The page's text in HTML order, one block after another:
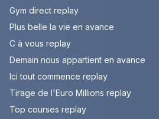
Gym direct replay
Plus belle la vie en avance
C à vous replay
Demain nous appartient en avance
Ici tout commence replay
Tirage de l'Euro Millions replay
Top courses replay